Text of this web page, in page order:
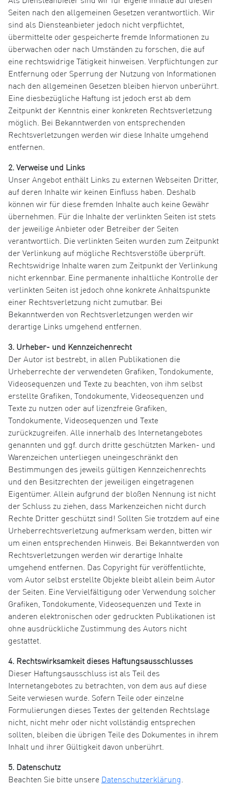
Seiten nach den allgemeinen Gesetzen verantwortlich. Wir
sind als Diensteanbieter jedoch nicht verpflichtet,
übermittelte oder gespeicherte fremde Informationen zu
überwachen oder nach Umständen zu forschen, die auf
eine rechtswidrige Tätigkeit hinweisen. Verpflichtungen zur
Entfernung oder Sperrung der Nutzung von Informationen
nach den allgemeinen Gesetzen bleiben hiervon unberührt.
Eine diesbezügliche Haftung ist jedoch erst ab dem
Zeitpunkt der Kenntnis einer konkreten Rechtsverletzung
möglich. Bei Bekanntwerden von entsprechenden
Rechtsverletzungen werden wir diese Inhalte umgehend
entfernen.
2. Verweise und Links
Unser Angebot enthält Links zu externen Webseiten Dritter,
auf deren Inhalte wir keinen Einfluss haben. Deshalb
können wir für diese fremden Inhalte auch keine Gewähr
übernehmen. Für die Inhalte der verlinkten Seiten ist stets
der jeweilige Anbieter oder Betreiber der Seiten
verantwortlich. Die verlinkten Seiten wurden zum Zeitpunkt
der Verlinkung auf mögliche Rechtsverstöße überprüft.
Rechtswidrige Inhalte waren zum Zeitpunkt der Verlinkung
nicht erkennbar. Eine permanente inhaltliche Kontrolle der
verlinkten Seiten ist jedoch ohne konkrete Anhaltspunkte
einer Rechtsverletzung nicht zumutbar. Bei
Bekanntwerden von Rechtsverletzungen werden wir
derartige Links umgehend entfernen.
3. Urheber- und Kennzeichenrecht
Der Autor ist bestrebt, in allen Publikationen die
Urheberrechte der verwendeten Grafiken, Tondokumente,
Videosequenzen und Texte zu beachten, von ihm selbst
erstellte Grafiken, Tondokumente, Videosequenzen und
Texte zu nutzen oder auf lizenzfreie Grafiken,
Tondokumente, Videosequenzen und Texte
zurückzugreifen. Alle innerhalb des Internetangebotes
genannten und ggf. durch dritte geschützten Marken- und
Warenzeichen unterliegen uneingeschränkt den
Bestimmungen des jeweils gültigen Kennzeichenrechts
und den Besitzrechten der jeweiligen eingetragenen
Eigentümer. Allein aufgrund der bloßen Nennung ist nicht
der Schluss zu ziehen, dass Markenzeichen nicht durch
Rechte Dritter geschützt sind! Sollten Sie trotzdem auf eine
Urheberrechtsverletzung aufmerksam werden, bitten wir
um einen entsprechenden Hinweis. Bei Bekanntwerden von
Rechtsverletzungen werden wir derartige Inhalte
umgehend entfernen. Das Copyright für veröffentlichte,
vom Autor selbst erstellte Objekte bleibt allein beim Autor
der Seiten. Eine Vervielfältigung oder Verwendung solcher
Grafiken, Tondokumente, Videosequenzen und Texte in
anderen elektronischen oder gedruckten Publikationen ist
ohne ausdrückliche Zustimmung des Autors nicht
gestattet.
4. Rechtswirksamkeit dieses Haftungsausschlusses
Dieser Haftungsausschluss ist als Teil des
Internetangebotes zu betrachten, von dem aus auf diese
Seite verwiesen wurde. Sofern Teile oder einzelne
Formulierungen dieses Textes der geltenden Rechtslage
nicht, nicht mehr oder nicht vollständig entsprechen
sollten, bleiben die übrigen Teile des Dokumentes in ihrem
Inhalt und ihrer Gültigkeit davon unberührt.
5. Datenschutz
Beachten Sie bitte unsere Datenschutzerklärung.